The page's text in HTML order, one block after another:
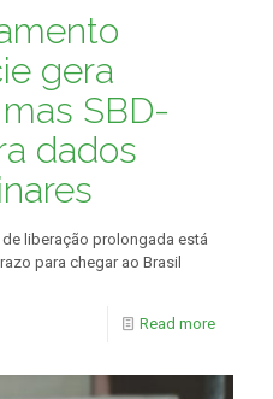
gera
SBD-
dados
liberação prolongada está
para chegar ao Brasil
Read more